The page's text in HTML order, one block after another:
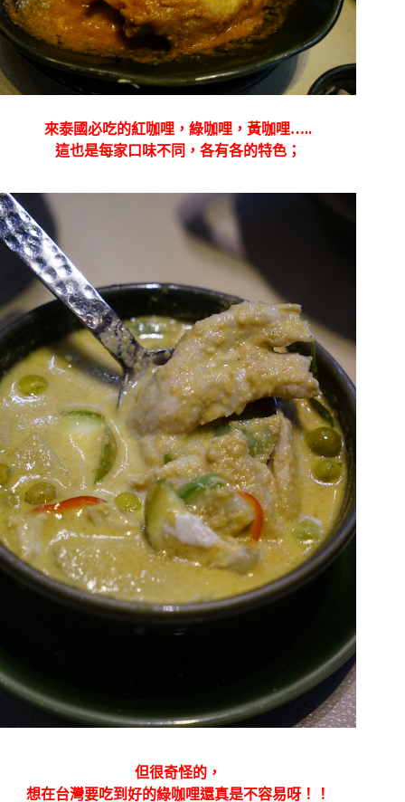
來泰國必吃的紅咖哩，綠咖哩，黃咖哩…..
這也是每家口味不同，各有各的特色；
但很奇怪的，
想在台灣要吃到好的綠咖哩還真是不容易呀！！